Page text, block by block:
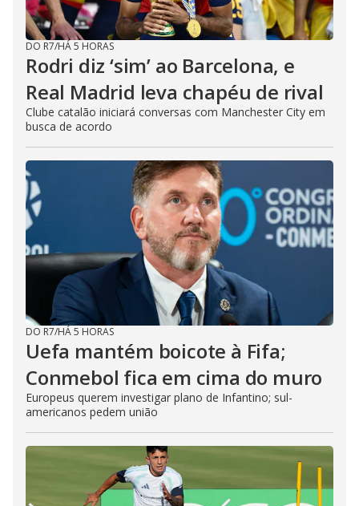
DO R7/HÁ 5 HORAS
Rodri diz ‘sim’ ao Barcelona, e
Real Madrid leva chapéu de rival
Clube catalão iniciará conversas com Manchester City em
busca de acordo
DO R7/HÁ 5 HORAS
Uefa mantém boicote à Fifa;
Conmebol fica em cima do muro
Europeus querem investigar plano de Infantino; sul-
americanos pedem união